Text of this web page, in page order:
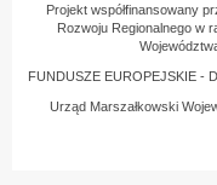
Projekt współfinansowany
Rozwoju Regionalnego w
FUNDUSZE EUROPEJSKIE -
Urząd Marszałkowski